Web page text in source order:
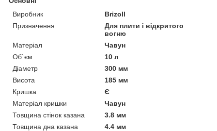
Виробник
Brizoll
Призначення
Для плити і відкритого
вогню
Матеріал
Чавун
Об`єм
10 л
Діаметр
300 мм
Висота
185 мм
Кришка
Є
Матеріал кришки
Чавун
Товщина стінок казана
3.8 мм
Товщина дна казана
4.4 мм